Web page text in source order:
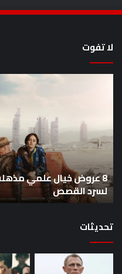
لا تفوت
مذهلة
بصريًا
معايير
جديدة
لسرد
القصص
8 عروض خيال علمي
لسرد القصص
تحديثات